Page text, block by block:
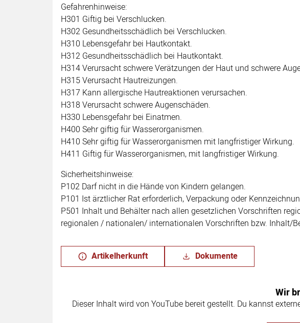
Gefahrenhinweise:
H301 Giftig bei Verschlucken.
H302 Gesundheitsschädlich bei Verschlucken.
H310 Lebensgefahr bei Hautkontakt.
H312 Gesundheitsschädlich bei Hautkontakt.
H314 Verursacht schwere Verätzungen der Haut und schwere
H315 Verursacht Hautreizungen.
H317 Kann allergische Hautreaktionen verursachen.
H318 Verursacht schwere Augenschäden.
H330 Lebensgefahr bei Einatmen.
H400 Sehr giftig für Wasserorganismen.
H410 Sehr giftig für Wasserorganismen mit langfristiger Wirkung.
H411 Giftig für Wasserorganismen, mit langfristiger Wirkung.
Sicherheitshinweise:
P102 Darf nicht in die Hände von Kindern gelangen.
P101 Ist ärztlicher Rat erforderlich, Verpackung oder
P501 Inhalt und Behälter nach allen gesetzlichen Vorschriften
regionalen / nationalen/ internationalen Vorschriften bzw. Inhalt/
Artikelherkunft Dokumente
Wir
Dieser Inhalt wird von YouTube bereit gestellt. Du kannst